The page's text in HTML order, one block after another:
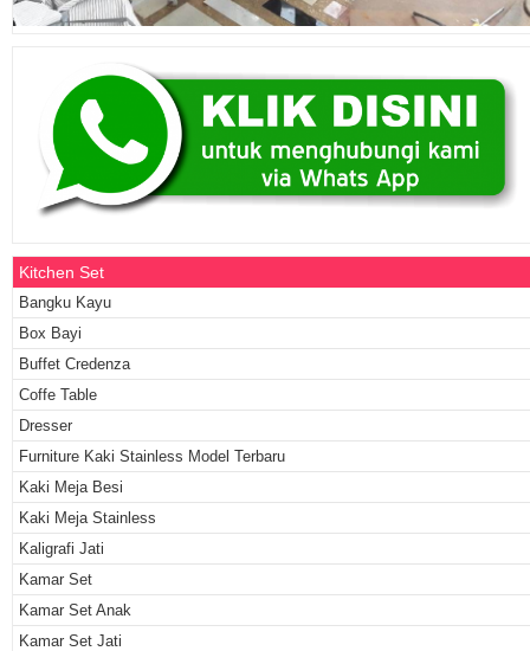
Kitchen Set
Bangku Kayu
Box Bayi
Buffet Credenza
Coffe Table
Dresser
Furniture Kaki Stainless Model Terbaru
Kaki Meja Besi
Kaki Meja Stainless
Kaligrafi Jati
Kamar Set
Kamar Set Anak
Kamar Set Jati